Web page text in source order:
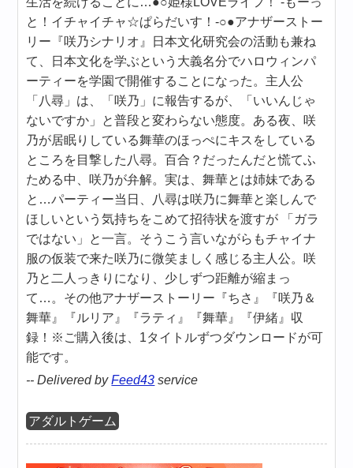
と！イチャイチャ☆ぱらだいす！‐○●アナザーストー
リー『咲乃シナリオ』日本文化研究会の活動も兼ね
て、日本文化を学ぶという大義名分でハロウィンパ
ーティーを学園で開催することになった。主人公
「八尋」は、「咲乃」に報告するが、「いいんじゃ
ないですか」と普段と変わらない態度。ある夜、咲
乃が居眠りしている舞華のほっぺにキスをしている
ところを目撃した八尋。百合？だったんだと慌てふ
ためる中、咲乃が弁解。実は、舞華とは姉妹である
と…パーティー当日、八尋は咲乃に舞華と楽しんで
ほしいという気持ちをこめて招待状を渡すが 「ガラ
ではない」と一言。そうこう言いながらもチャイナ
服の仮装で来た咲乃に微笑ましく感じる主人公。咲
乃と二人っきりになり、少しずつ距離が縮まっ
て…。その他アナザーストーリー『ちさ』『咲乃＆
舞華』『ルリア』『ラティ』『舞華』『伊緒』収
録！※ご購入後は、1タイトルずつダウンロードが可
能です。
-- Delivered byFeed43 service
アダルトゲーム